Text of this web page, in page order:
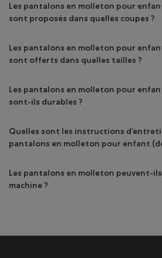
Les pantalons en molleton pour
sont proposés dans quelles coupes ?
Les pantalons en molleton pour
sont offerts dans quelles tailles ?
Les pantalons en molleton pour
sont-ils durables ?
Quelles sont les instructions
pantalons en molleton pour enfant (de
Les pantalons en molleton peuvent-
machine ?